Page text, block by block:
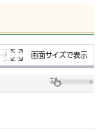
画面サイズで表示